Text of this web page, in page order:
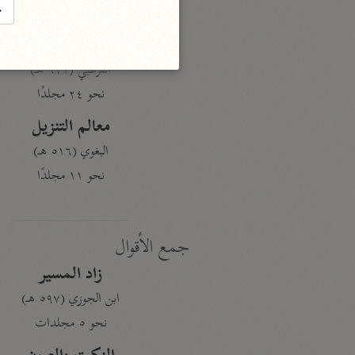
القرطبي (٦٧١ هـ)
نحو ٢٤ مجلدًا
معالم التنزيل
البغوي (٥١٦ هـ)
نحو ١١ مجلدًا
جمع الأقوال
زاد المسير
ابن الجوزي (٥٩٧ هـ)
نحو ٥ مجلدات